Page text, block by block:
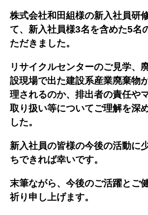
株式会社和田組様の新入社員研
て、新入社員様3名を含めた5名
ただきました。
リサイクルセンターのご見学、
設現場で出た建設系産業廃棄物
理されるのか、排出者の責任や
取り扱い等についてご理解を深
した。
新入社員の皆様の今後の活動に
ちできれば幸いです。
末筆ながら、今後のご活躍とご
祈り申し上げます。